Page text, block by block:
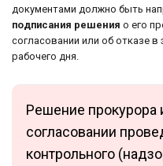
документами должно быть
подписания решения о его
согласовании или об отказе
рабочего дня.
Решение прокурора
согласовании
контрольного